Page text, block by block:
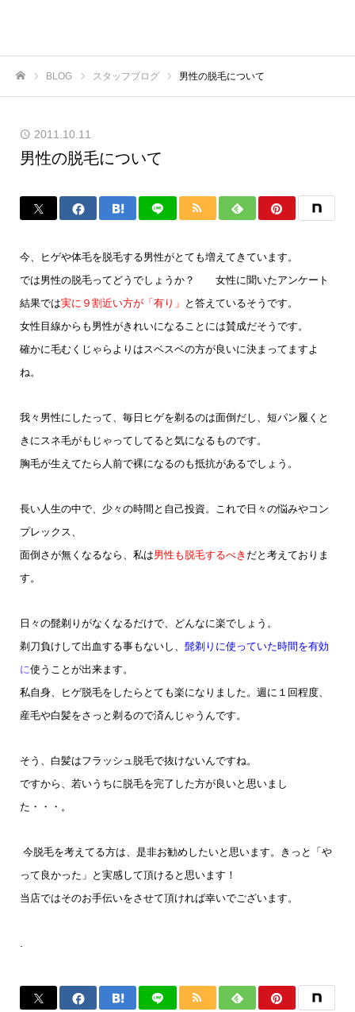
BLOG スタッフブログ 男性の脱毛について
2011.10.11
男性の脱毛について
今、ヒゲや体毛を脱毛する男性がとても増えてきています。
では男性の脱毛ってどうでしょうか？ 女性に聞いたアンケート
結果では実に９割近い方が「有り」 と答えているそうです。
女性目線からも男性がきれいになることには賛成だそうです。
確かに毛むくじゃらよりはスベスベの方が良いに決まってますよ
ね。
我々男性にしたって、毎日ヒゲを剃るのは面倒だし、短パン履くと
きにスネ毛がもじゃってしてると気になるものです。
胸毛が生えてたら人前で裸になるのも抵抗があるでしょう。
長い人生の中で、少々の時間と自己投資。これで日々の悩みやコン
プレックス、
面倒さが無くなるなら、私は男性も脱毛するべき だと 考えておりま
す。
日々の髭剃りがなくなるだけで、どんなに楽でしょう。
剃刀負けして出血する事もないし、 髭剃りに使っていた時間を有効
に使うことが出来ます。
私自身、ヒゲ脱毛をしたらとても楽になりました。週に１回程度、
産毛や白髪をさっと剃るので済んじゃうんです。
そう、白髪はフラッシュ脱毛で抜けないんですね。
ですから、若いうちに脱毛を完了した方が良いと思いまし
た・・・。
今脱毛を考えてる方は、是非お勧めしたいと思います。きっと「や
って良かった」と実感して頂けると思います！
当店ではそのお手伝いをさせて頂ければ幸いでございます。